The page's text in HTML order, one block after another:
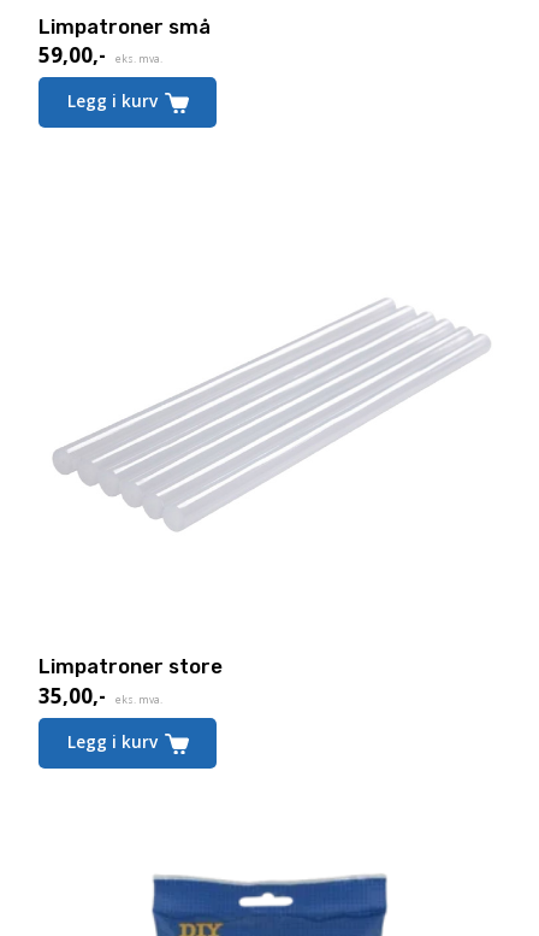
Limpatroner små
59,00,- eks. mva.
Legg i kurv
Limpatroner store
35,00,- eks. mva.
Legg i kurv